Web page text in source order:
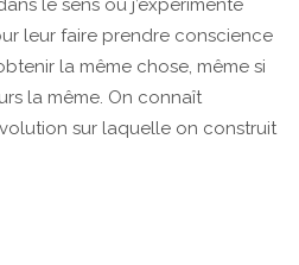
le sens où j’expérimente
leur faire prendre conscience
la même chose, même si
la même. On connaît
sur laquelle on construit